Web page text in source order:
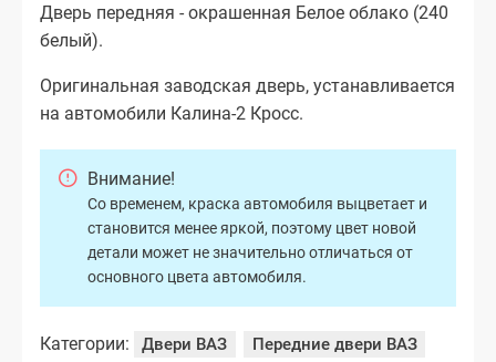
Дверь передняя - окрашенная Белое облако (240
белый).
Оригинальная заводская дверь, устанавливается
на автомобили Калина-2 Кросс.
Внимание!
Со временем, краска автомобиля выцветает и
становится менее яркой, поэтому цвет новой
детали может не значительно отличаться от
основного цвета автомобиля.
Категории: Двери ВАЗ Передние двери ВАЗ